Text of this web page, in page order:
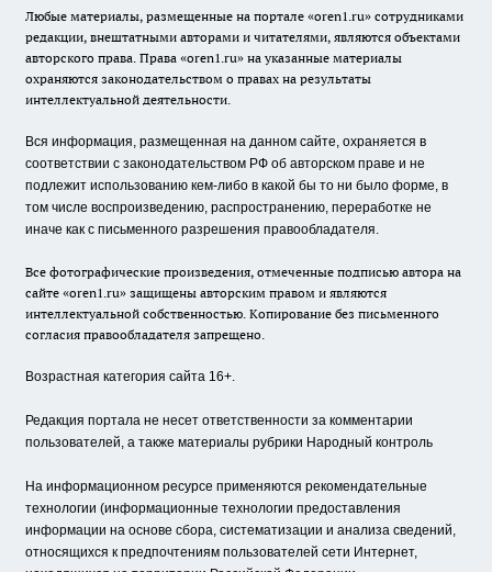
Любые материалы, размещенные на портале «oren1.ru» сотрудниками
редакции, внештатными авторами и читателями, являются объектами
авторского права. Права «oren1.ru» на указанные материалы
охраняются законодательством о правах на результаты
интеллектуальной деятельности.
Вся информация, размещенная на данном сайте, охраняется в
соответствии с законодательством РФ об авторском праве и не
подлежит использованию кем-либо в какой бы то ни было форме, в
том числе воспроизведению, распространению, переработке не
иначе как с письменного разрешения правообладателя.
Все фотографические произведения, отмеченные подписью автора на
сайте «oren1.ru» защищены авторским правом и являются
интеллектуальной собственностью. Копирование без письменного
согласия правообладателя запрещено.
Возрастная категория сайта 16+.
Редакция портала не несет ответственности за комментарии
пользователей, а также материалы рубрики Народный контроль
На информационном ресурсе применяются рекомендательные
технологии (информационные технологии предоставления
информации на основе сбора, систематизации и анализа сведений,
относящихся к предпочтениям пользователей сети Интернет,